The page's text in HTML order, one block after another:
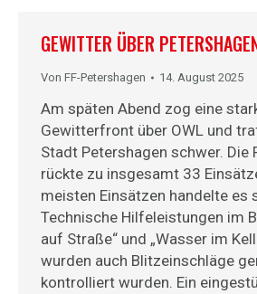
GEWITTER ÜBER
Von FF-Petershagen 14. August 2025
Am späten Abend zog eine
Gewitterfront über OWL und
Stadt Petershagen schwer. Die
rückte zu insgesamt 33
meisten Einsätzen handelte es
Technische Hilfeleistungen im
auf Straße“ und „Wasser im
wurden auch Blitzeinschläge
kontrolliert wurden. Ein